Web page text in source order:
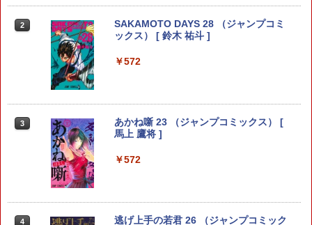
2
SAKAMOTO DAYS 28 （ジャンプコミ
ックス） [ 鈴木 祐斗 ]
￥572
3
あかね噺 23 （ジャンプコミックス） [
馬上 鷹将 ]
￥572
4
逃げ上手の若君 26 （ジャンプコミック